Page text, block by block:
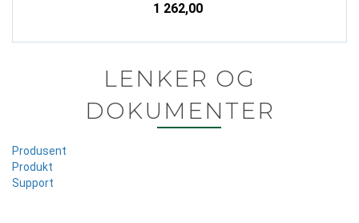
1 262,00
LENKER OG
DOKUMENTER
Produsent
Produkt
Support